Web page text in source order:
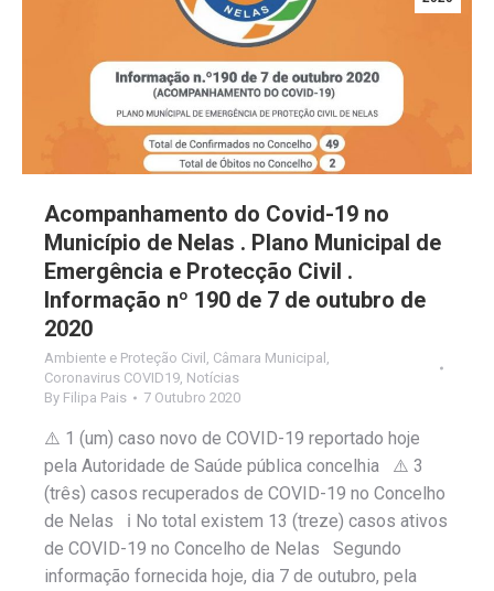
Acompanhamento do Covid-19 no
Município de Nelas . Plano Municipal de
Emergência e Protecção Civil .
Informação nº 190 de 7 de outubro de
2020
Ambiente e Proteção Civil Câmara Municipal
Coronavirus COVID19 Notícias
By Filipa Pais 7 Outubro 2020
⚠️ 1 (um) caso novo de COVID-19 reportado hoje
pela Autoridade de Saúde pública concelhia ⚠️ 3
(três) casos recuperados de COVID-19 no Concelho
de Nelas ℹ️ No total existem 13 (treze) casos ativos
de COVID-19 no Concelho de Nelas Segundo
informação fornecida hoje, dia 7 de outubro, pela